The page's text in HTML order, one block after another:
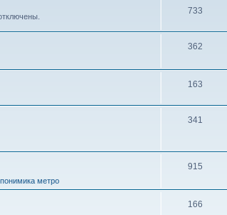
733
362
163
341
метро
915
166